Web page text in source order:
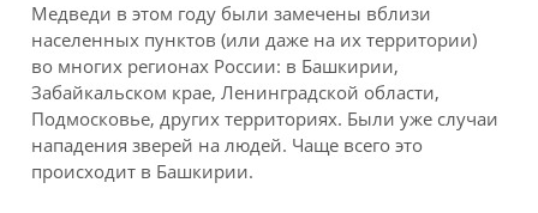
Медведи в этом году были замечены вблизи
населенных пунктов (или даже на их территории)
во многих регионах России: в Башкирии,
Забайкальском крае, Ленинградской области,
Подмосковье, других территориях. Были уже случаи
нападения зверей на людей. Чаще всего это
происходит в Башкирии.